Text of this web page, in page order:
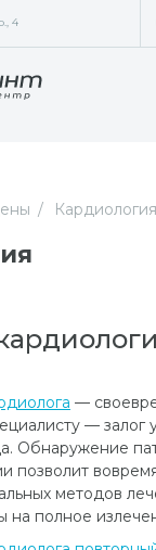
4
Кардиология
—
— залог
Обнаружение
позволит
методов
на полное